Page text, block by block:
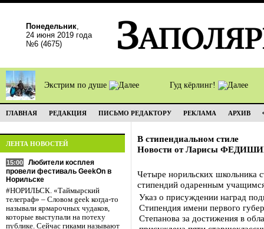
Понедельник,
24 июня 2019 года
№6 (4675)
Экстрим по душе Гуд кёрлинг!
ГЛАВНАЯ РЕДАКЦИЯ ПИСЬМО РЕДАКТОРУ РЕКЛАМА АРХИВ
ЛЕНТА НОВОСТЕЙ
15:00
Любители косплея
провели фестиваль GeekOn в
Норильске
#НОРИЛЬСК. «Таймырский
телеграф» – Словом geek когда-то
называли ярмарочных чудаков,
которые выступали на потеху
публике. Сейчас гиками называют
В стипендиальном стиле
Новости от Ларисы
Четыре норильских школьника
стипендий одаренным
Указ о присуждении наград
Стипендия имени первого
Степанова за достижения в